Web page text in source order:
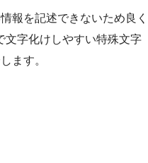
報を記述できないため良く
文字化けしやすい特殊文字
ます。